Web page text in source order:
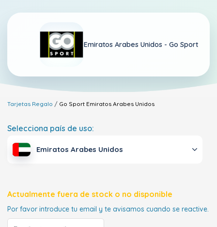
Emiratos Arabes Unidos - Go Sport
Tarjetas Regalo Go Sport Emiratos Arabes Unidos
Selecciona país de uso:
Emiratos Arabes Unidos
Actualmente fuera de stock o no disponible
Por favor introduce tu email y te avisamos cuando se reactive.